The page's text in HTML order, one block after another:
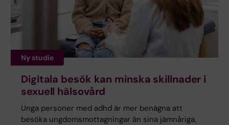
Ny studie
Digitala besök kan minska skillnader i
sexuell hälsovård
Unga personer med adhd är mer benägna att
besöka ungdomsmottagningar än sina jämnåriga,